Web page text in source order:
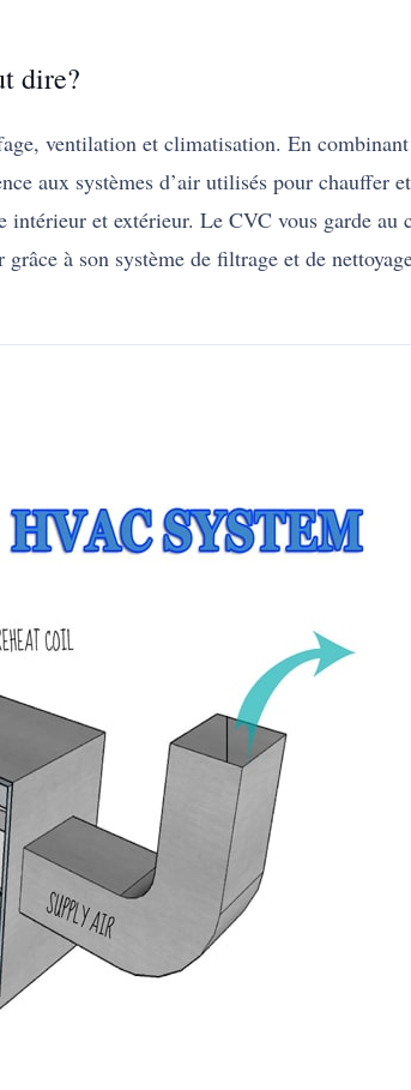
dire?
ventilation et climatisation. En
aux systèmes d’air utilisés pour chauffer
et extérieur. Le CVC vous garde
à son système de filtrage et de